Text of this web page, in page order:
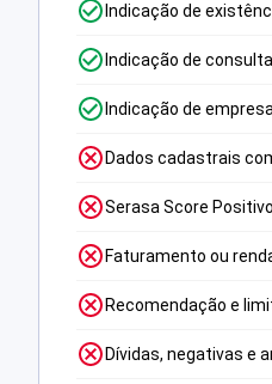
Indicação de
Indicação de
Indicação de
Dados cadastrais
Serasa Score Positivo
Faturamento ou
Recomendação e
Dívidas, negativas e